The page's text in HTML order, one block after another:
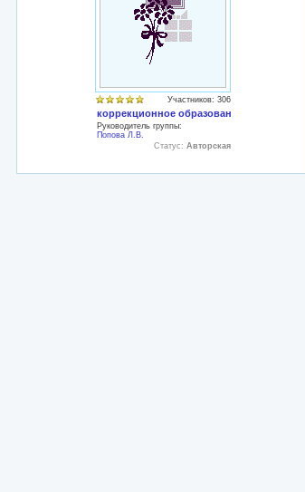
Участников: 306
коррекционное образование
Руководитель группы:
Попова Л.В.
Статус: Авторская